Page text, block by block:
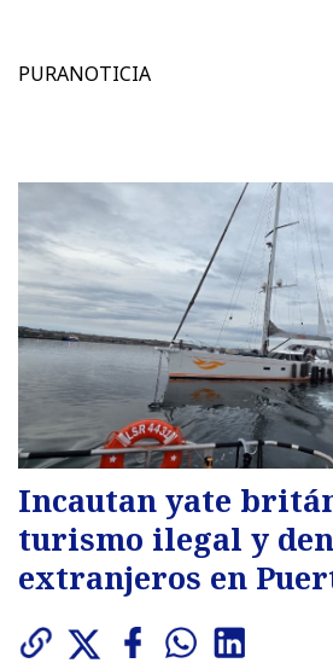
PURANOTICIA
Incautan yate
turismo ilegal y
extranjeros en